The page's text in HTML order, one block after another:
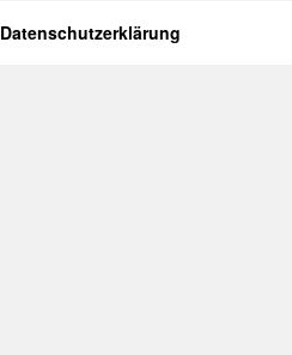
Datenschutzerklärung